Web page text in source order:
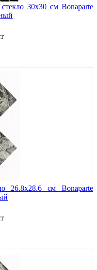
30х30 см Bonaparte
26.8х28.6 см Bonaparte